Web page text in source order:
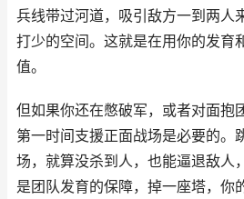
兵线带过河道，吸引敌方一到两人
打少的空间。这就是在用你的发育
值。
但如果你还在憋破军，或者对面抱
第一时间支援正面战场是必要的。
场，就算没杀到人，也能逼退敌人
是团队发育的保障，掉一座塔，你